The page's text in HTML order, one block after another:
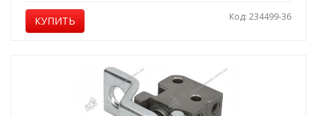
КУПИТЬ Код: 234499-36